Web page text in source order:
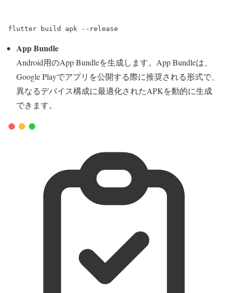
flutter build apk --release
App Bundle
Android用のApp Bundleを生成します。App Bundleは、
Google Playでアプリを公開する際に推奨される形式で、
異なるデバイス構成に最適化されたAPKを動的に生成
できます。